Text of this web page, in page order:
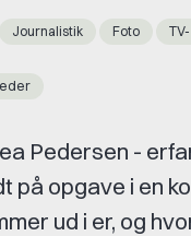
Journalistik Foto
Pedersen -
på opgave i en
ud i er, og